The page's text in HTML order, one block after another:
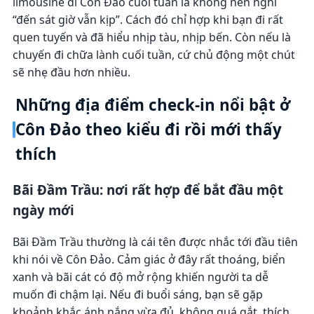
“đến sát giờ vẫn kịp”. Cách đó chỉ hợp khi bạn đi rất
quen tuyến và đã hiểu nhịp tàu, nhịp bến. Còn nếu là
chuyến đi chữa lành cuối tuần, cứ chủ động một chút
sẽ nhẹ đầu hơn nhiều.
Những địa điểm check-in nổi bật ở
Côn Đảo theo kiểu đi rồi mới thấy
thích
Bãi Đầm Trầu: nơi rất hợp để bắt đầu một
ngày mới
Bãi Đầm Trầu thường là cái tên được nhắc tới đầu tiên
khi nói về Côn Đảo. Cảm giác ở đây rất thoáng, biển
xanh và bãi cát có độ mở rộng khiến người ta dễ
muốn đi chậm lại. Nếu đi buổi sáng, bạn sẽ gặp